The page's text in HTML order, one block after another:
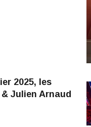
2025, les
Julien Arnaud